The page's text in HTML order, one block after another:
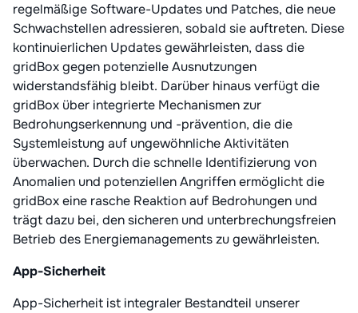
regelmäßige Software-Updates und Patches, die neue
Schwachstellen adressieren, sobald sie auftreten. Diese
kontinuierlichen Updates gewährleisten, dass die
gridBox gegen potenzielle Ausnutzungen
widerstandsfähig bleibt. Darüber hinaus verfügt die
gridBox über integrierte Mechanismen zur
Bedrohungserkennung und -prävention, die die
Systemleistung auf ungewöhnliche Aktivitäten
überwachen. Durch die schnelle Identifizierung von
Anomalien und potenziellen Angriffen ermöglicht die
gridBox eine rasche Reaktion auf Bedrohungen und
trägt dazu bei, den sicheren und unterbrechungsfreien
Betrieb des Energiemanagements zu gewährleisten.
App-Sicherheit
App-Sicherheit ist integraler Bestandteil unserer